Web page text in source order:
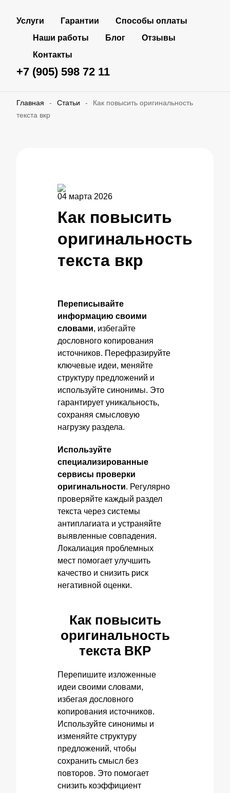
Услуги Гарантии
Способы оплаты
Наши работы
Блог
Отзывы
Контакты
+7 (905) 598 72 11
Главная - Статьи -
Как повысить оригинальность
текста вкр
04 марта 2026
Как повысить
оригинальность
текста вкр
Переписывайте
информацию своими
словами, избегайте
дословного копирования
источников. Перефразируйте
ключевые идеи, меняйте
структуру предложений и
используйте синонимы. Это
гарантирует уникальность,
сохраняя смысловую
нагрузку раздела.
Используйте
специализированные
сервисы проверки
оригинальности. Регулярно
проверяйте каждый раздел
текста через системы
антиплагиата и устраняйте
выявленные совпадения.
Локалиация проблемных
мест помогает улучшить
качество и снизить риск
негативной оценки.
Как повысить
оригинальность
текста ВКР
Перепишите изложенные
идеи своими словами,
избегая дословного
копирования источников.
Используйте синонимы и
изменяйте структуру
предложений, чтобы
сохранить смысл без
повторов. Это помогает
снизить коэффициент